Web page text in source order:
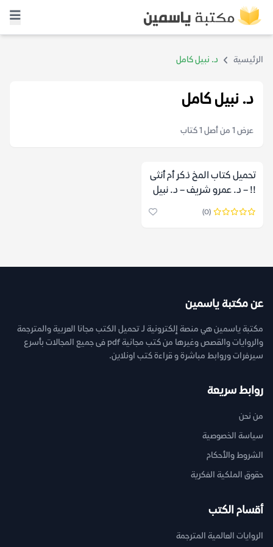
الرئيسية د. نبيل كامل
د. نبيل كامل
عرض 1 من أصل 1 كتاب
تحميل كتاب المخ ذكر أم أنثى
!! – د. عمرو شريف – د. نبيل
كامل
(0)
عن مكتبة ياسمين
مكتبة ياسمين هي منصة إلكترونية لـ تحميل الكتب مجانا العربية والمترجمة
والروايات والقصص وغيرها من كتب مجانية pdf فى جميع المجالات بأسرع
سيرفرات وروابط مباشرة و قراءة كتب اونلاين.
روابط سريعة
من نحن
سياسة الخصوصية
الشروط والأحكام
حقوق الملكية الفكرية
أقسام الكتب
الروايات العالمية المترجمة